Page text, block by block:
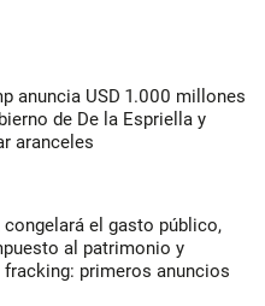
anuncia USD 1.000 millones
de De la Espriella y
aranceles
congelará el gasto público,
al patrimonio y
primeros anuncios